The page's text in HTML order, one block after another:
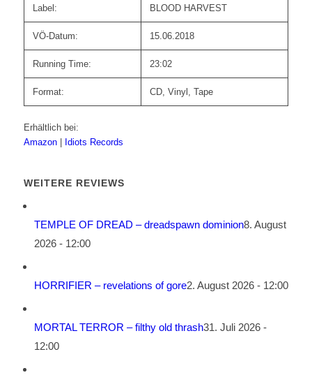
Label: BLOOD HARVEST
VÖ-Datum: 15.06.2018
Running Time: 23:02
Format: CD, Vinyl, Tape
Erhältlich bei:
Amazon
Idiots Records
WEITERE REVIEWS
TEMPLE OF DREAD – dreadspawn dominion8. August
2026 - 12:00
HORRIFIER – revelations of gore2. August 2026 - 12:00
MORTAL TERROR – filthy old thrash31. Juli 2026 -
12:00